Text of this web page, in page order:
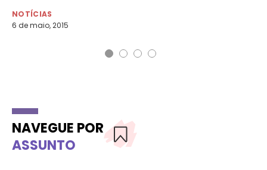
NOTÍCIAS
6 de maio, 2015
NAVEGUE POR
ASSUNTO